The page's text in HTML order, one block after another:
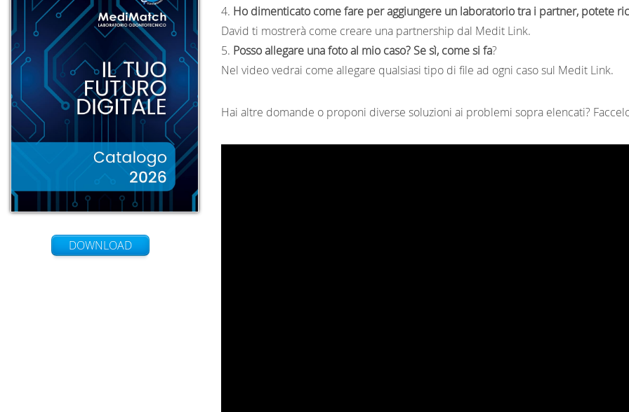
DOWNLOAD
Ho dimenticato come fare per aggiungere un laboratorio tra i partner, potete
David ti mostrerà come creare una partnership dal Medit Link.
Posso allegare una foto al mio caso? Se sì, come si fa?
Nel video vedrai come allegare qualsiasi tipo di file ad ogni caso sul Medit Link.
Hai altre domande o proponi diverse soluzioni ai problemi sopra elencati?